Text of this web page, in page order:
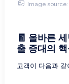
Image
🧾 올바른
출 증대의 핵
고객이 다음과